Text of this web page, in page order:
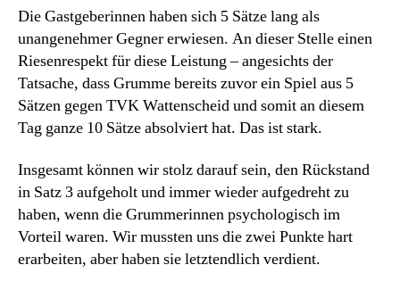
Die Gastgeberinnen haben sich 5 Sätze lang als
unangenehmer Gegner erwiesen. An dieser Stelle einen
Riesenrespekt für diese Leistung – angesichts der
Tatsache, dass Grumme bereits zuvor ein Spiel aus 5
Sätzen gegen TVK Wattenscheid und somit an diesem
Tag ganze 10 Sätze absolviert hat. Das ist stark.
Insgesamt können wir stolz darauf sein, den Rückstand
in Satz 3 aufgeholt und immer wieder aufgedreht zu
haben, wenn die Grummerinnen psychologisch im
Vorteil waren. Wir mussten uns die zwei Punkte hart
erarbeiten, aber haben sie letztendlich verdient.